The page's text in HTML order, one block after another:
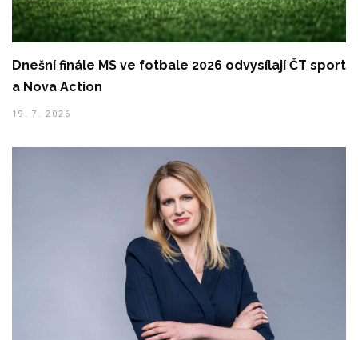
Dnešní finále MS ve fotbale 2026 odvysílají ČT sport
a Nova Action
19. 7. 2026